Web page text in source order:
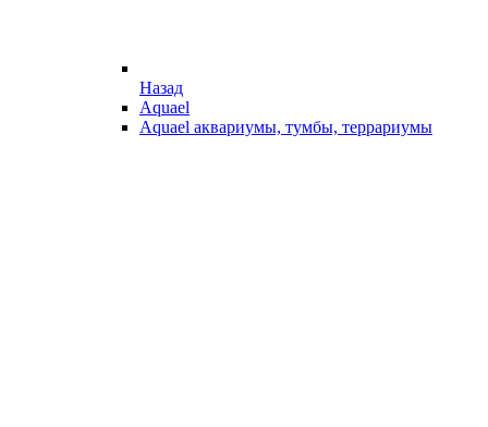
Назад
Aquael
Aquael аквариумы, тумбы, террариумы